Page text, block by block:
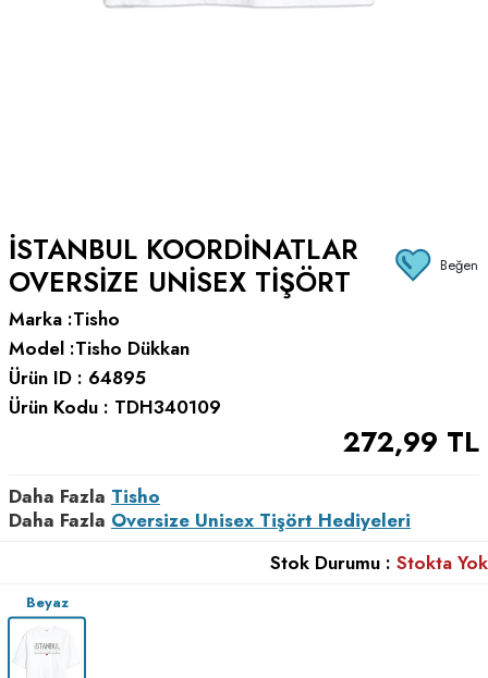
İSTANBUL KOORDINATLAR
OVERSIZE UNISEX TIŞÖRT
Beğen
Marka :Tisho
Model :Tisho Dükkan
Ürün ID : 64895
Ürün Kodu : TDH340109
272,99 TL
Daha Fazla Tisho
Daha Fazla Oversize Unisex Tişört Hediyeleri
Stok Durumu : Stokta Yok
Beyaz